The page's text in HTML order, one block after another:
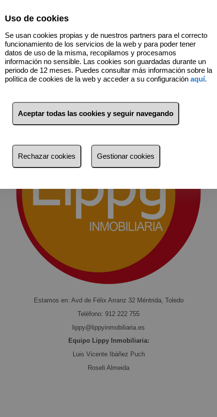
Es hora de escucharle
La mejor forma de comprar o vender su inmueble.
Estamos en: Avd de Félix Arranz 32 Méntrida, Toledo
Teléfono: 912 222 755
lippy@lippyinmobiliaria.es
Equipo Lippy Inmobiliaria:
Luis Vicente Ibáñez Puch
Roseli Almeida
Uso de cookies
Se usan cookies propias y de nuestros partners para el correcto
funcionamiento de los servicios de la web y para poder tener
datos de uso de la misma, recopilamos y procesamos
información no sensible. Las cookies son guardadas durante un
periodo de 12 meses. Puedes consultar más información sobre la
política de cookies de la web y acceder a su configuración aquí.
Aceptar todas las cookies y seguir navegando
Rechazar cookies Gestionar cookies